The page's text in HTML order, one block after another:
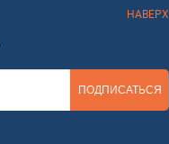
НАВЕРХ
ПОДПИСАТЬСЯ